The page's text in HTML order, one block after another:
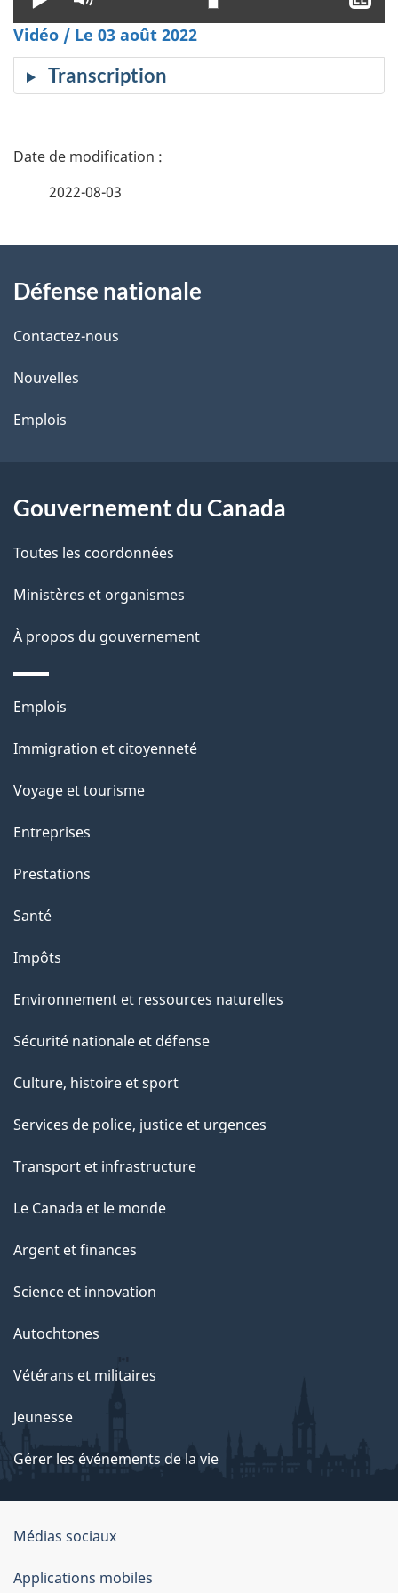
le
mode
muet
le
Vidéo / Le 03 août 2022
Transcription
D
i
l
s
d
l
p
a
g
e
2022-08-03
propos
de
ce
site
Défense nationale
Contactez-nous
Nouvelles
Emplois
Gouvernement du Canada
Toutes les coordonnées
Ministères et organismes
À propos du gouvernement
Thèmes
sujets
Emplois
Immigration et citoyenneté
Voyage et tourisme
Entreprises
Prestations
Santé
Impôts
Environnement et ressources naturelles
Sécurité nationale et défense
Culture, histoire et sport
Services de police, justice et urgences
Transport et infrastructure
Le Canada et le monde
Argent et finances
Science et innovation
Autochtones
Vétérans et militaires
Jeunesse
Gérer les événements de la vie
Organisation
du
Médias sociaux
Applications mobiles